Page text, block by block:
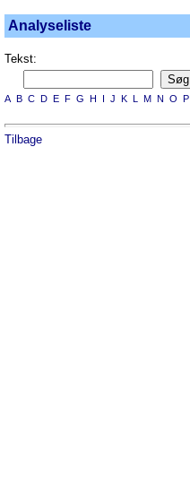
Analyseliste
Tekst:
A B C D E F G H I J K L M N O P
Tilbage